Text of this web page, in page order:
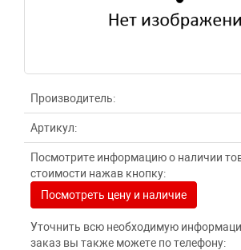
Производитель:
Артикул:
Посмотрите информацию о наличии
стоимости нажав кнопку:
Посмотреть цену и наличие
Уточнить всю необходимую
заказ вы также можете по телефону: